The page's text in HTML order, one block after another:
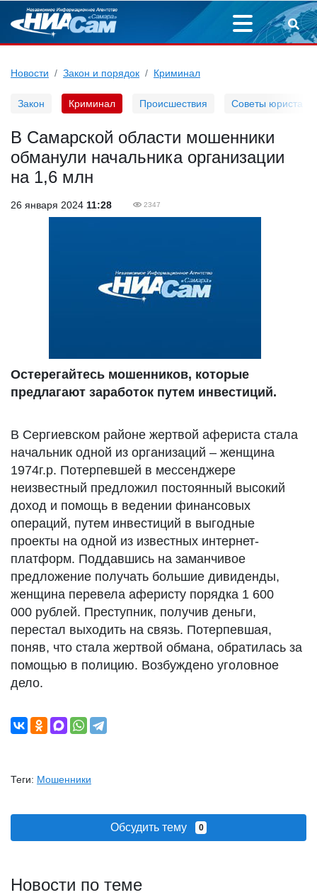
Новости Закон и порядок Криминал
Закон Криминал Происшествия Советы юриста
В Самарской области мошенники
обманули начальника организации
на 1,6 млн
26 января 2024 11:28 2347
Остерегайтесь мошенников, которые
предлагают заработок путем инвестиций.
В Сергиевском районе жертвой афериста стала
начальник одной из организаций – женщина
1974г.р. Потерпевшей в мессенджере
неизвестный предложил постоянный высокий
доход и помощь в ведении финансовых
операций, путем инвестиций в выгодные
проекты на одной из известных интернет-
платформ. Поддавшись на заманчивое
предложение получать большие дивиденды,
женщина перевела аферисту порядка 1 600
000 рублей. Преступник, получив деньги,
перестал выходить на связь. Потерпевшая,
поняв, что стала жертвой обмана, обратилась за
помощью в полицию. Возбуждено уголовное
дело.
Теги: Мошенники
Обсудить тему 0
Новости по теме